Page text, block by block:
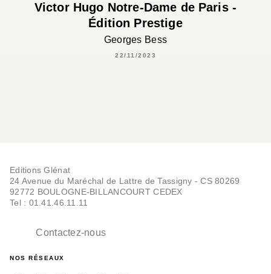
Victor Hugo Notre-Dame de Paris -
Édition Prestige
Georges Bess
22/11/2023
Editions Glénat
24 Avenue du Maréchal de Lattre de Tassigny - CS 80269
92772 BOULOGNE-BILLANCOURT CEDEX
Tel : 01.41.46.11.11
Contactez-nous
NOS RÉSEAUX